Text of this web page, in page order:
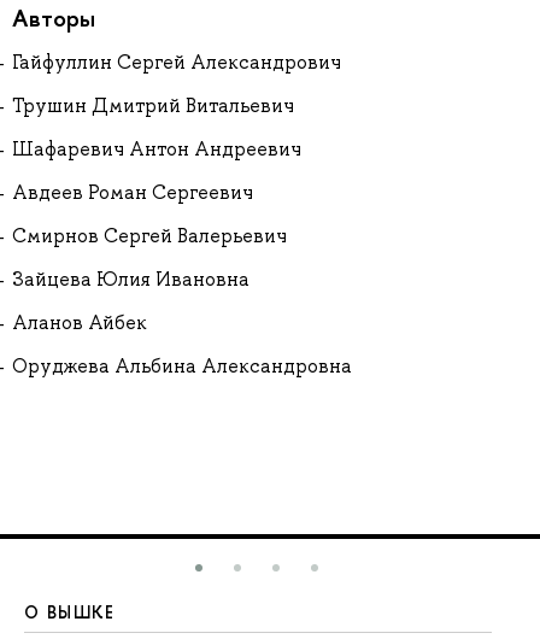
Авторы
Гайфуллин Сергей Александрович
Трушин Дмитрий Витальевич
Шафаревич Антон Андреевич
Авдеев Роман Сергеевич
Смирнов Сергей Валерьевич
Зайцева Юлия Ивановна
Аланов Айбек
Оруджева Альбина Александровна
О ВЫШКЕ